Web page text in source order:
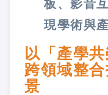
板、影音
現學術與
以「產學
跨領域整
景